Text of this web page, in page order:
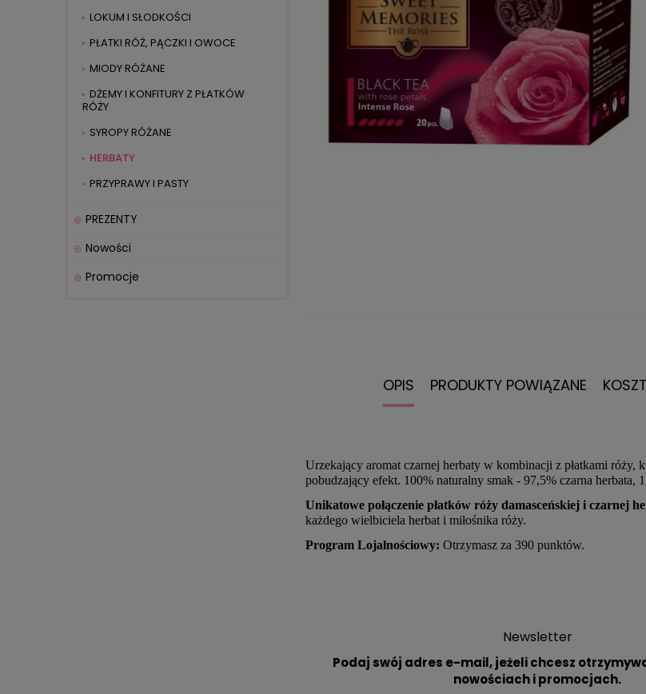
LOKUM I SŁODKOŚCI
PŁATKI RÓŻ, PĄCZKI I OWOCE
MIODY RÓŻANE
DŻEMY I KONFITURY Z PŁATKÓW
RÓŻY
SYROPY RÓŻANE
HERBATY
PRZYPRAWY I PASTY
PREZENTY
Nowości
Promocje
Cena nie zawiera
kosztów płatności
OPIS PRODUKTY POWIĄZANE
Urzekający aromat czarnej herbaty w kombinacji z płatkami róży,
pobudzający efekt. 100% naturalny smak - 97,5% czarna herbata,
Unikatowe połączenie płatków róży damasceńskiej i czarnej
każdego wielbiciela herbat i miłośnika róży.
Program Lojalnościowy: Otrzymasz za 390 punktów.
Newsletter
Podaj swój adres e-mail, jeżeli chcesz
nowościach i promocjach.